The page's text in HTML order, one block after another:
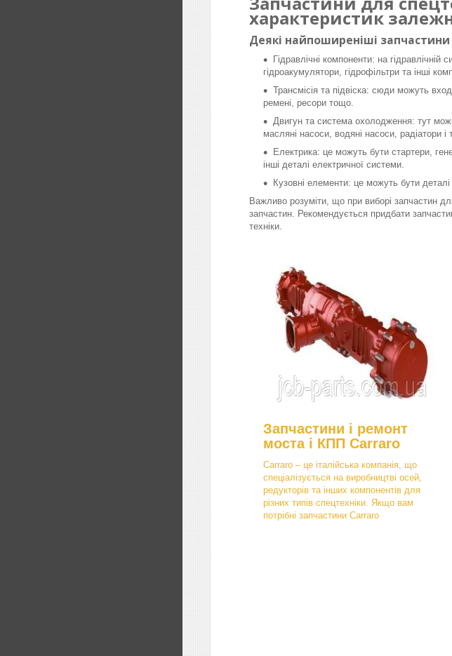
характеристик
Деякі найпоширеніші
Гідравлічні компоненти: на гідравлічній
гідроакумулятори, гідрофільтри та інші
Трансмісія та підвіска: сюди можуть
ремені, ресори тощо.
Двигун та система охолодження: тут
масляні насоси, водяні насоси, радіатори і
Електрика: це можуть бути стартери,
інші деталі електричної системи.
Кузовні елементи: це можуть бути
Важливо розуміти, що при виборі запчастин
запчастин. Рекомендується придбати
техніки.
Запчастини і ремонт
моста і КПП Carraro
Carraro – це італійська компанія, що
спеціалізується на виробництві осей,
редукторів та інших компонентів для
різних типів спецтехніки. Якщо вам
потрібні запчастини Carraro